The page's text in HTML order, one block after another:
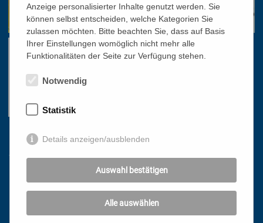
Links
PRESSE
Anzeige personalisierter Inhalte genutzt werden. Sie
können selbst entscheiden, welche Kategorien Sie
zulassen möchten. Bitte beachten Sie, dass auf Basis
Ihrer Einstellungen womöglich nicht mehr alle
Funktionalitäten der Seite zur Verfügung stehen.
Notwendig
Statistik
Details anzeigen/ausblenden
Auswahl bestätigen
Alle auswählen